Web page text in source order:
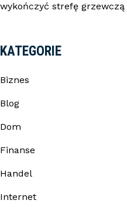
wykończyć strefę grzewczą
KATEGORIE
Biznes
Blog
Dom
Finanse
Handel
Internet